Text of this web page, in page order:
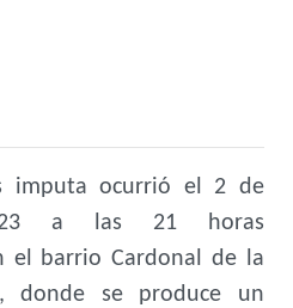
imputa ocurrió el 2 de
a las 21 horas
el barrio Cardonal de la
donde se produce un